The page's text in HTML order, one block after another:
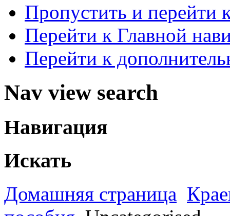
Пропустить и перейти
Перейти к Главной
Перейти к
Nav view search
Навигация
Искать
Домашняя страница